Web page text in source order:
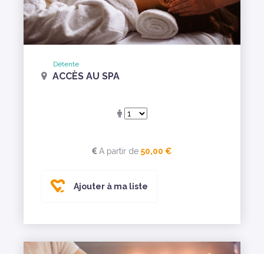
Détente
ACCÈS AU SPA
A partir de 50,00 €
Ajouter à ma liste